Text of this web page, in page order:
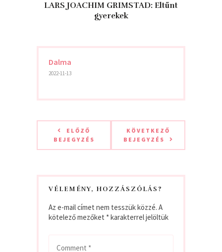
LARS JOACHIM GRIMSTAD: Eltűnt
gyerekek
Dalma
2022-11-13
ELŐZŐ
BEJEGYZÉS
KÖVETKEZŐ
BEJEGYZÉS
VÉLEMÉNY, HOZZÁSZÓLÁS?
Az e-mail címet nem tesszük közzé. A
kötelező mezőket *karakterrel jelöltük